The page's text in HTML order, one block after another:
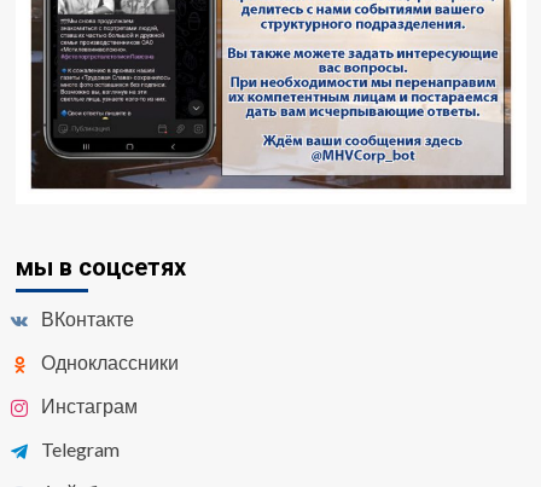
мы в соцсетях
ВКонтакте
Одноклассники
Инстаграм
Telegram